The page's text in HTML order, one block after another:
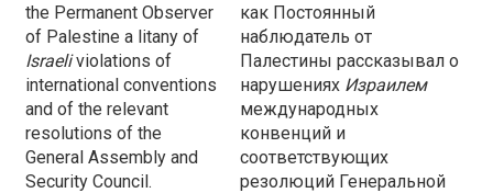
the Permanent Observer
of Palestine a litany of
Israeliviolations of
international conventions
and of the relevant
resolutions of the
General Assembly and
Security Council.
как Постоянный
наблюдатель от
Палестины рассказывал о
нарушениях Израилем
международных
конвенций и
соответствующих
резолюций Генеральной